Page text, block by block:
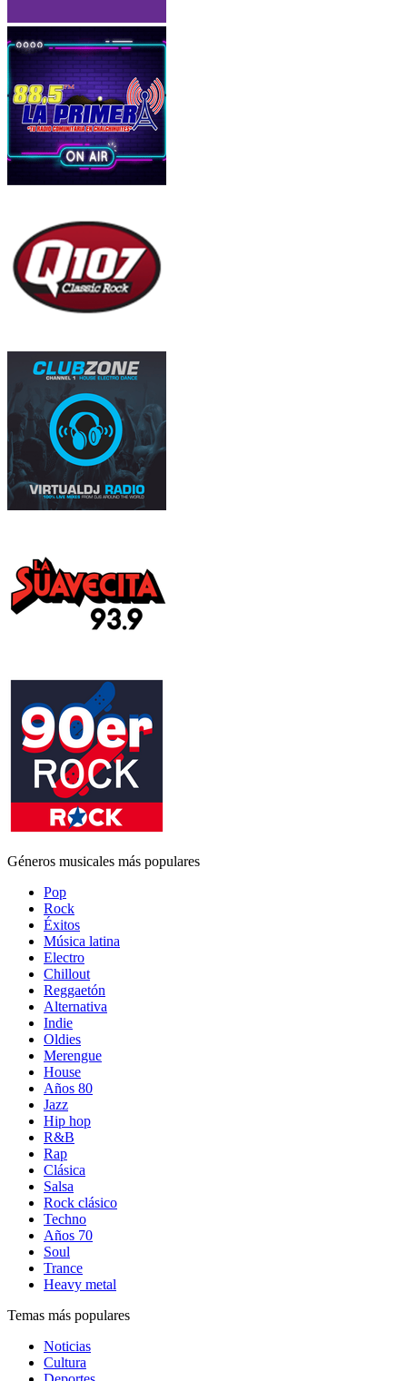
Géneros musicales más populares
Pop
Rock
Éxitos
Música latina
Electro
Chillout
Reggaetón
Alternativa
Indie
Oldies
Merengue
House
Años 80
Jazz
Hip hop
R&B
Rap
Clásica
Salsa
Rock clásico
Techno
Años 70
Soul
Trance
Heavy metal
Temas más populares
Noticias
Cultura